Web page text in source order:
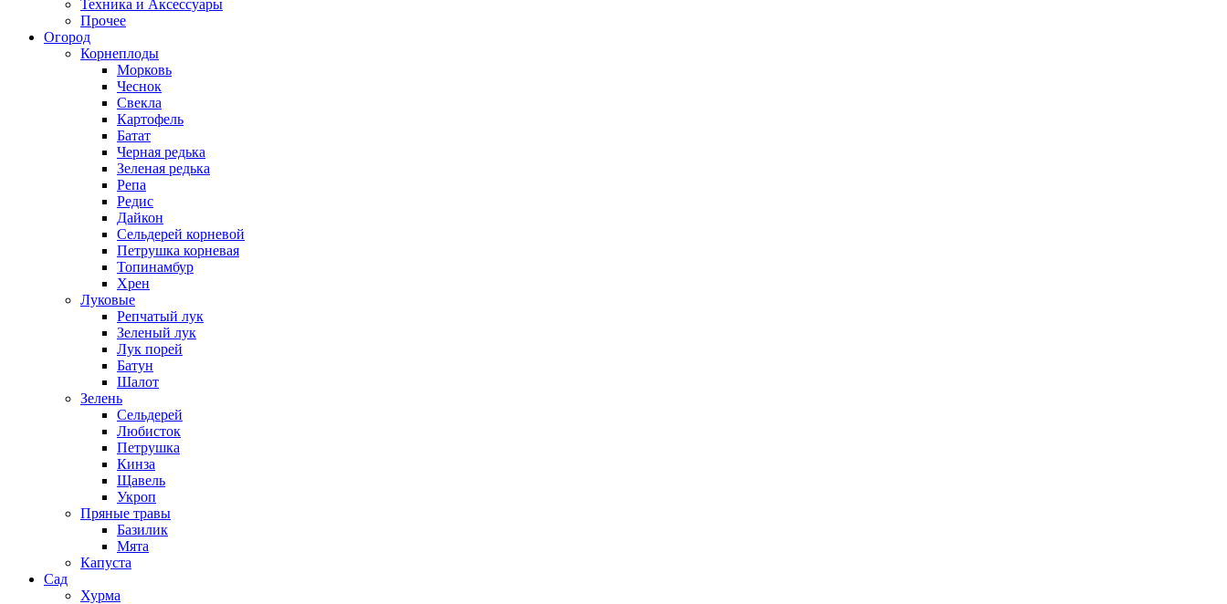
Техника и Аксессуары
Прочее
Огород
Корнеплоды
Морковь
Чеснок
Свекла
Картофель
Батат
Черная редька
Зеленая редька
Репа
Редис
Дайкон
Сельдерей корневой
Петрушка корневая
Топинамбур
Хрен
Луковые
Репчатый лук
Зеленый лук
Лук порей
Батун
Шалот
Зелень
Сельдерей
Любисток
Петрушка
Кинза
Щавель
Укроп
Пряные травы
Базилик
Мята
Капуста
Сад
Хурма